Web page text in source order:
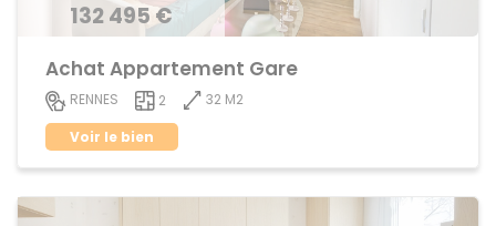
132 495 €
Achat Appartement Gare
RENNES 2
32 M2
Voir le bien